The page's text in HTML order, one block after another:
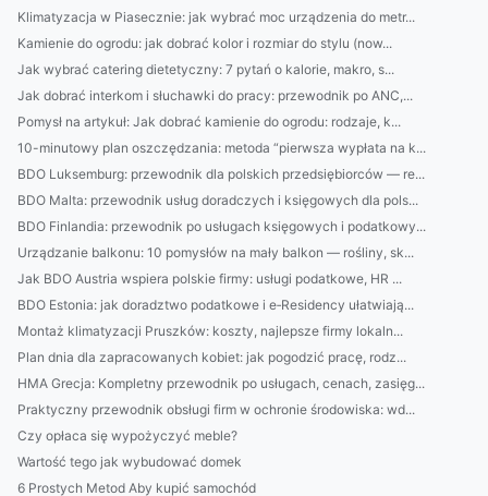
Klimatyzacja w Piasecznie: jak wybrać moc urządzenia do metr...
Kamienie do ogrodu: jak dobrać kolor i rozmiar do stylu (now...
Jak wybrać catering dietetyczny: 7 pytań o kalorie, makro, s...
Jak dobrać interkom i słuchawki do pracy: przewodnik po ANC,...
Pomysł na artykuł: Jak dobrać kamienie do ogrodu: rodzaje, k...
10-minutowy plan oszczędzania: metoda “pierwsza wypłata na k...
BDO Luksemburg: przewodnik dla polskich przedsiębiorców — re...
BDO Malta: przewodnik usług doradczych i księgowych dla pols...
BDO Finlandia: przewodnik po usługach księgowych i podatkowy...
Urządzanie balkonu: 10 pomysłów na mały balkon — rośliny, sk...
Jak BDO Austria wspiera polskie firmy: usługi podatkowe, HR ...
BDO Estonia: jak doradztwo podatkowe i e‑Residency ułatwiają...
Montaż klimatyzacji Pruszków: koszty, najlepsze firmy lokaln...
Plan dnia dla zapracowanych kobiet: jak pogodzić pracę, rodz...
HMA Grecja: Kompletny przewodnik po usługach, cenach, zasięg...
Praktyczny przewodnik obsługi firm w ochronie środowiska: wd...
Czy opłaca się wypożyczyć meble?
Wartość tego jak wybudować domek
6 Prostych Metod Aby kupić samochód